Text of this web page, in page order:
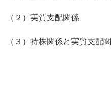
（２）実質支配関係
（３）持株関係と実質支配